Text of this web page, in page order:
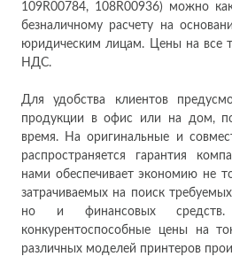
109R00784, 108R00936) можно
безналичному расчету на
юридическим лицам. Цены на все
НДС.
Для удобства клиентов
продукции в офис или на дом,
время. На оригинальные и
распространяется гарантия
нами обеспечивает экономию не
затрачиваемых на поиск
но и финансовых
конкурентоспособные цены на
различных моделей принтеров